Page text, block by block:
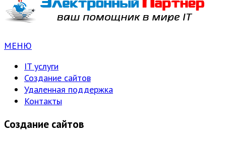
МЕНЮ
IT услуги
Создание сайтов
Удаленная поддержка
Контакты
Создание сайтов